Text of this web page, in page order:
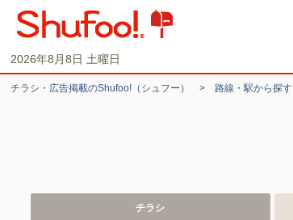
2026年8月8日 土曜日
チラシ・​広告掲載の​Shufoo!​（シュフー） > 路線・駅から探す
チラシ